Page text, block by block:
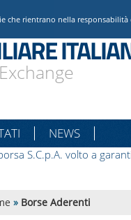
NEWS
S.C.p.A. volto a
» Borse Aderenti
rientrano nella